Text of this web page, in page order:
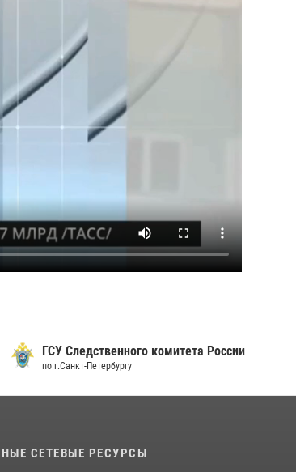
ГСУ Следственного комитета России
по г.Санкт-Петербургу
СЕТЕВЫЕ РЕСУРСЫ